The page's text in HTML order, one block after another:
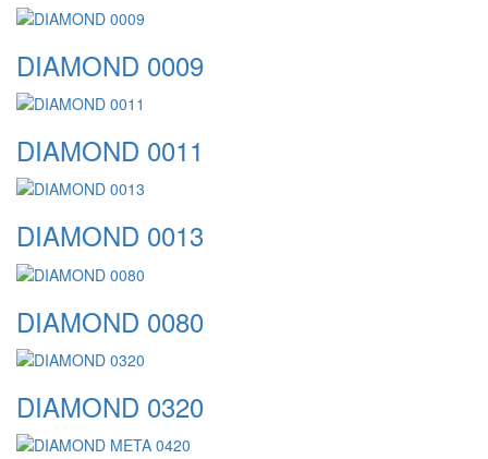
DIAMOND 0009
DIAMOND 0011
DIAMOND 0013
DIAMOND 0080
DIAMOND 0320